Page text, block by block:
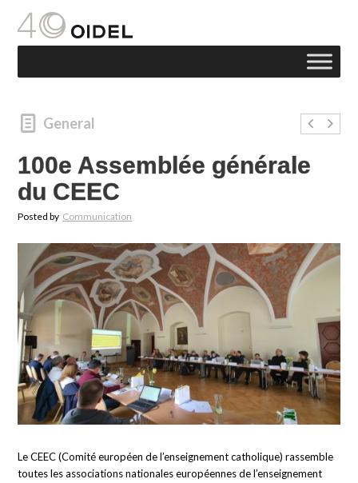
General
100e Assemblée générale
du CEEC
Posted by Communication
Le CEEC (Comité européen de l’enseignement catholique) rassemble
toutes les associations nationales européennes de l’enseignement